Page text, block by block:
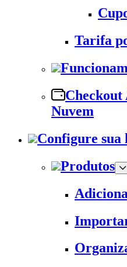
Tarifa
Checkout
Nuvem
Configure sua
Produtos